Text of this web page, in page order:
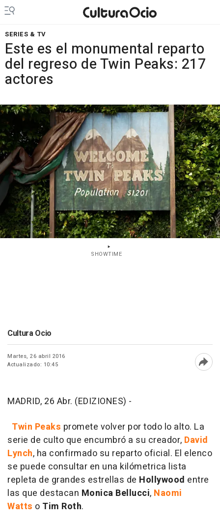
SERIES & TV
Este es el monumental reparto
del regreso de Twin Peaks: 217
actores
SHOWTIME
Cultura Ocio
Martes, 26 abril 2016
Actualizado: 10:45
MADRID, 26 Abr. (EDIZIONES) -
Twin Peaks promete volver por todo lo alto. La
serie de culto que encumbró a su creador, David
Lynch, ha confirmado su reparto oficial. El elenco
se puede consultar en una kilómetrica lista
repleta de grandes estrellas de Hollywood entre
las que destacan Monica Bellucci, Naomi
Watts o Tim Roth.